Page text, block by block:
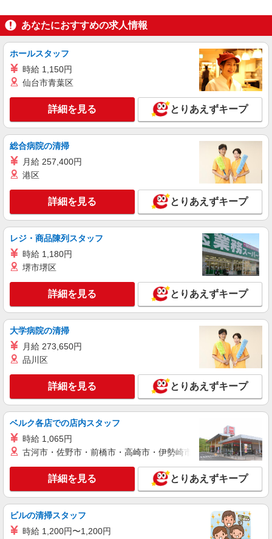
正社員
株式会社アスカ 八王子支店（jb567291）
月給 240,000円 〜 310,000円 ※給与幅は経
験・能力により考慮 賞与あり 交通費あり／全額支
給 ・基本給 200,000円〜226,000円 ・四大卒：
250,000円〜310,000円 (基本給：210,000円〜
226,000円) ・調整手当 30,000円〜54,000円 ・固
定残業代 10,000円〜（6時間分） ★経験3年未満
■ココロット保育園（私立認可保育園） 東京都
足立区新田33522ハートアイランド新田3番街
キープ 詳細を見る
正社員
株式会社アスカ 東京支店（jb643553）
小規模保育園の保育士
月給 260,000円 〜 280,000円 ※給与幅は経
験・能力により考慮 賞与あり 交通費あり／全額支
給 【内訳】 手当一律：65,000円 ◎昇給制度 年1
回 ◎賞与制度 年2回（月給の2ヵ月分）
■ソラストせんじゅ保育園（小規模保育園） 東
京都足立区千住仲町18番6号メゾン白和2階
詳細を見る
株式会社アスカ 東京支店（jb628137）
月給 213,324円 〜 330,000円 ※給与幅は経
験・能力により考慮 賞与あり 交通費あり／全額支
給 ※経験・能力を考慮して決定いたします ◎役職
手当：10,000円〜40,000円 ※該当者に支給 ◎不要
手当：5,000円〜10,000円 ◎住宅手当：5,000円〜
10,000円 ◎昇給…1月あたり5,000円-10,000円
■足立さくらんぼ保育園（私立認可保育園） 東
京都足立区中央本町11223
キープ 詳細を見る
株式会社アスカ 東京支店（jb645212）
私立認可保育園の保育士
時給 1,300円 〜 1,600円 ※給与幅は経験・能
力により考慮 交通費あり／交通費支給 お人柄やご
経験に応じて時給は変動いたします◎
■くりはら愛育保育園（私立認可保育園） 東京
詳細を見る
あなたにおすすめの求人情報
ホールスタッフ
時給 1,150円
仙台市青葉区
詳細を見る とりあえずキープ
総合病院の清掃
月給 257,400円
港区
詳細を見る とりあえずキープ
レジ・商品陳列スタッフ
時給 1,180円
堺市堺区
詳細を見る とりあえずキープ
大学病院の清掃
月給 273,650円
品川区
詳細を見る とりあえずキープ
ベルク各店での店内スタッフ
時給 1,065円
古河市・佐野市・前橋市・高崎市・伊勢崎市・太田市・館林市
詳細を見る とりあえずキープ
ビルの清掃スタッフ
時給 1,200円〜1,200円